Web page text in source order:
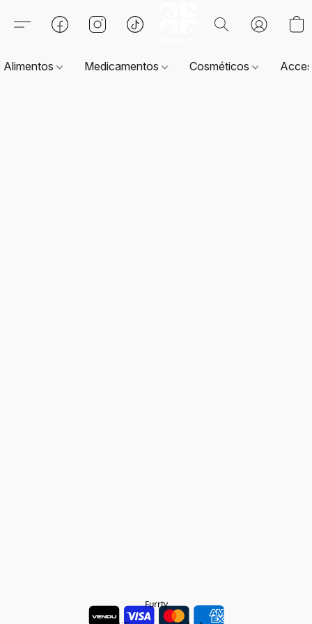
Alimentos Medicamentos Cosméticos
Furrty